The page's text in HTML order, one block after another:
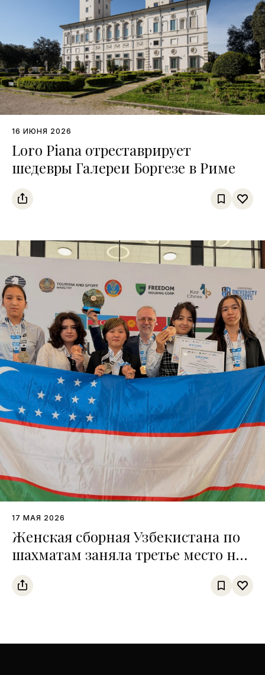
16 ИЮНЯ 2026
Loro Piana отреставрирует
шедевры Галереи Боргезе в Риме
17 МАЯ 2026
Женская сборная Узбекистана по
шахматам заняла третье место на
чемпионате среди тюркских
государств